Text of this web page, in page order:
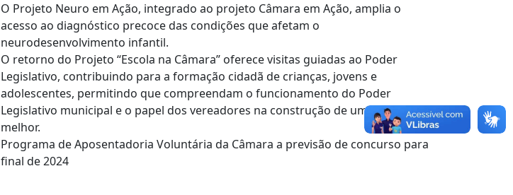
O Projeto Neuro em Ação, integrado ao projeto Câmara em Ação, amplia o
acesso ao diagnóstico precoce das condições que afetam o
neurodesenvolvimento infantil.
O retorno do Projeto “Escola na Câmara” oferece visitas guiadas ao Poder
Legislativo, contribuindo para a formação cidadã de crianças, jovens e
adolescentes, permitindo que compreendam o funcionamento do Poder
Legislativo municipal e o papel dos vereadores na construção de uma cidade
melhor.
Programa de Aposentadoria Voluntária da Câmara a previsão de concurso para
final de 2024